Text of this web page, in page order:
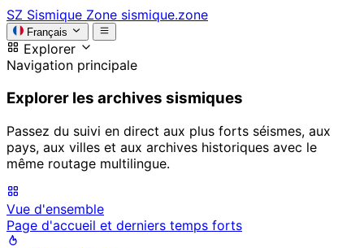
SZ Sismique Zone sismique.zone
Français
Explorer
Navigation principale
Explorer les archives sismiques
Passez du suivi en direct aux plus forts séismes, aux
pays, aux villes et aux archives historiques avec le
même routage multilingue.
Vue d'ensemble
Page d'accueil et derniers temps forts